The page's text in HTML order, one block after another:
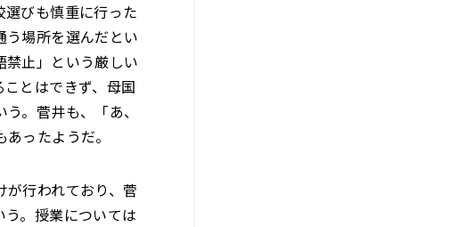
びも慎重に行った
場所を選んだとい
禁止」という厳しい
とはできず、母国
。菅井も、「あ、
ったようだ。
行われており、菅
。授業については